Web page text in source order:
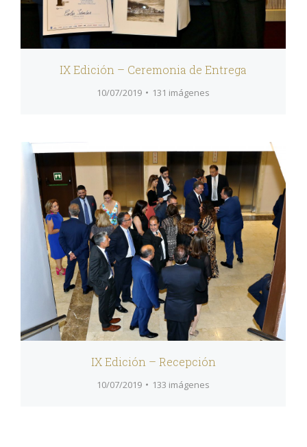
IX Edición – Ceremonia de Entrega
10/07/2019 131 imágenes
IX Edición – Recepción
10/07/2019 133 imágenes